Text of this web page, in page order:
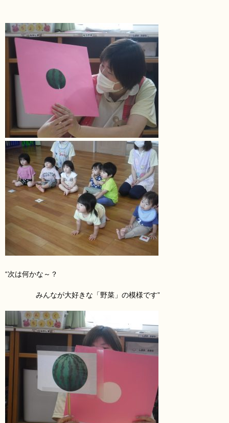
“次は何かな～？
みんなが大好きな「野菜」の模様です”